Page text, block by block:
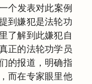
个发表对此案例
到嫌犯是法轮功
了解到此嫌犯自
正的法轮功学员
的报道，明确指
而在专家眼里他